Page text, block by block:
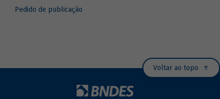
Pedido de publicação
Voltar ao topo